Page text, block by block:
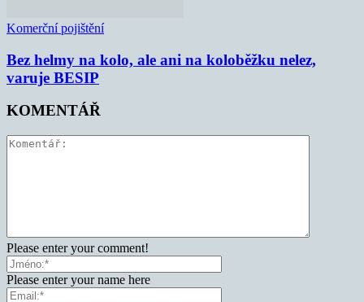
Komerční pojištění
Bez helmy na kolo, ale ani na koloběžku nelez,
varuje BESIP
KOMENTÁŘ
Please enter your comment!
Please enter your name here